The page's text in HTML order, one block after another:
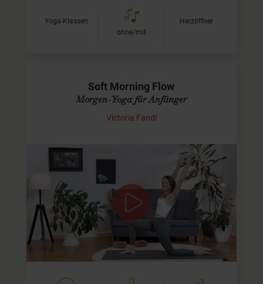
Yoga-Klassen
ohne/mit
Herzöffner
Soft Morning Flow
Morgen-Yoga für Anfänger
Victoria Fandl
Ein achtsamer Morning Flow – zum
Ankommen & Durchbewegen
In dieser sanften Morgenpraxis lade ich Dich ein, bewusst
in Deinem Körper anzukommen und Dich Schritt für
Schritt durchzubewegen. Der Flow…